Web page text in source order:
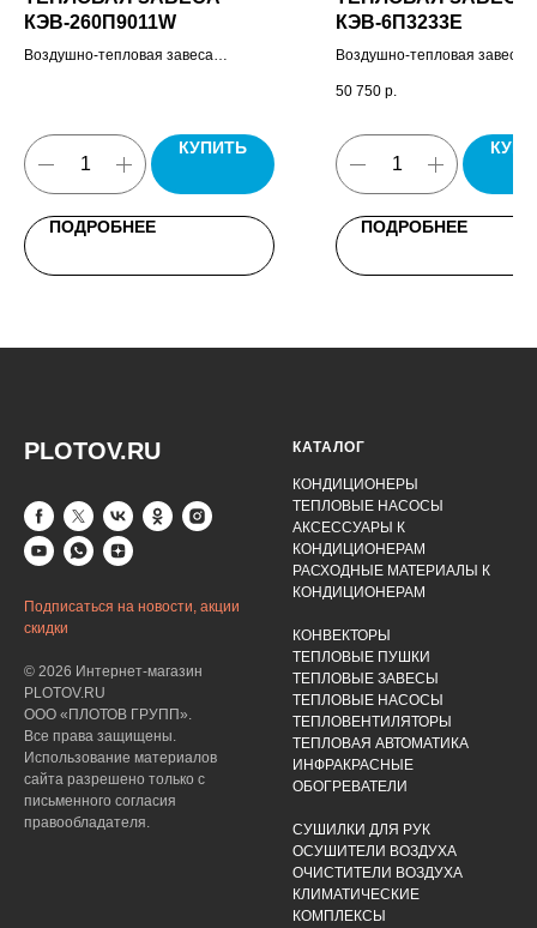
КЭВ-260П9011W
Воздушно-тепловая завеса
КУПИТЬ
ПОДРОБНЕЕ
КЭВ-6П3233Е
Воздушно-тепловая завеса
паспорт.
50 750 р.
ПОДРОБНЕЕ
PLOTOV.RU
Подписаться на новости, акции
скидки
© 2026 Интернет-магазин
PLOTOV.RU
ООО «ПЛОТОВ ГРУПП».
Все права защищены.
Использование материалов
сайта разрешено только с
письменного согласия
правообладателя.
КАТАЛОГ
КОНДИЦИОНЕРЫ
ТЕПЛОВЫЕ НАСОСЫ
АКСЕССУАРЫ К
КОНДИЦИОНЕРАМ
РАСХОДНЫЕ МАТЕРИАЛЫ К
КОНДИЦИОНЕРАМ
КОНВЕКТОРЫ
ТЕПЛОВЫЕ ПУШКИ
ТЕПЛОВЫЕ ЗАВЕСЫ
ТЕПЛОВЫЕ НАСОСЫ
ТЕПЛОВЕНТИЛЯТОРЫ
ТЕПЛОВАЯ АВТОМАТИКА
ИНФРАКРАСНЫЕ
ОБОГРЕВАТЕЛИ
СУШИЛКИ ДЛЯ РУК
ОСУШИТЕЛИ ВОЗДУХА
ОЧИСТИТЕЛИ ВОЗДУХА
КЛИМАТИЧЕСКИЕ
КОМПЛЕКСЫ